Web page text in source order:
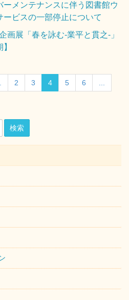
ーメンテナンスに伴う図書館ウ
ービスの一部停止について
画展「春を詠む-業平と貫之-」
】
2 3 4 5 6
検索